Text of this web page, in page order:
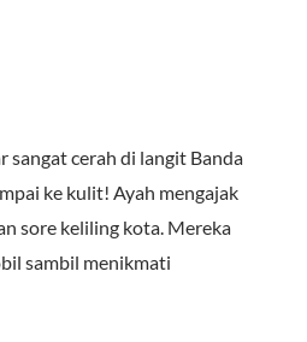
sangat cerah di langit Banda
ke kulit! Ayah mengajak
sore keliling kota. Mereka
sambil menikmati